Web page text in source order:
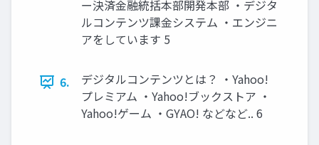
ー決済金融統括本部開発本部 ・デジタ
ルコンテンツ課金システム ・エンジニ
アをしています 5
6.
デジタルコンテンツとは？ ・Yahoo!
プレミアム ・Yahoo!ブックストア ・
Yahoo!ゲーム ・GYAO! などなど.. 6